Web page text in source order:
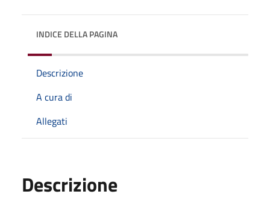
INDICE DELLA PAGINA
Descrizione
A cura di
Allegati
Descrizione